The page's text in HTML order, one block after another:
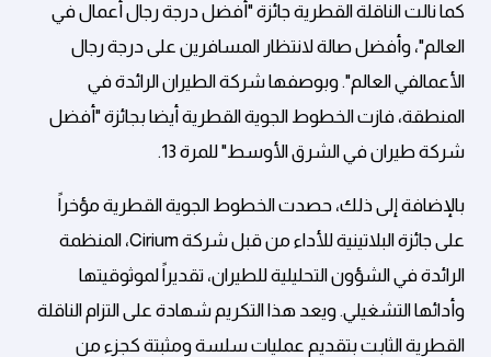
كما نالت الناقلة القطرية جائزة "أفضل درجة رجال أعمال في
العالم"، وأفضل صالة لانتظار المسافرين على درجة رجال
الأعمالفي العالم". وبوصفها شركة الطيران الرائدة في
المنطقة، فازت الخطوط الجوية القطرية أيضا بجائزة "أفضل
شركة طيران في الشرق الأوسط" للمرة 13.
بالإضافة إلى ذلك، حصدت الخطوط الجوية القطرية مؤخراً
على جائزة البلاتينية للأداء من قبل شركة Cirium، المنظمة
الرائدة في الشؤون التحليلية للطيران، تقديراً لموثوقيتها
وأدائها التشغيلي. ويعد هذا التكريم شهادة على التزام الناقلة
القطرية الثابت بتقديم عمليات سلسة ومثبتة كجزء من